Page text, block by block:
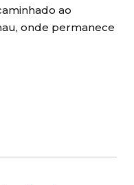
ao
onde permanece